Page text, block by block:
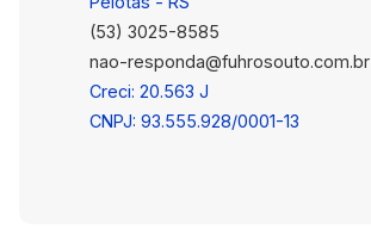
(53) 3025-8585
nao-responda@fuhrosouto.com.br
Creci: 20.563 J
CNPJ: 93.555.928/0001-13